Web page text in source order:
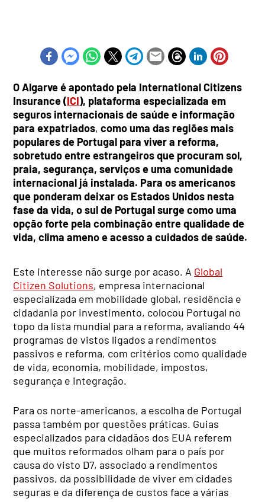
O Algarve é apontado pela International Citizens
Insurance (ICI), plataforma especializada em
seguros internacionais de saúde e informação
para expatriados, como uma das regiões mais
populares de Portugal para viver a reforma,
sobretudo entre estrangeiros que procuram sol,
praia, segurança, serviços e uma comunidade
internacional já instalada. Para os americanos
que ponderam deixar os Estados Unidos nesta
fase da vida, o sul de Portugal surge como uma
opção forte pela combinação entre qualidade de
vida, clima ameno e acesso a cuidados de saúde.
Este interesse não surge por acaso. A Global
Citizen Solutions, empresa internacional
especializada em mobilidade global, residência e
cidadania por investimento, colocou Portugal no
topo da lista mundial para a reforma, avaliando 44
programas de vistos ligados a rendimentos
passivos e reforma, com critérios como qualidade
de vida, economia, mobilidade, impostos,
segurança e integração.
Para os norte-americanos, a escolha de Portugal
passa também por questões práticas. Guias
especializados para cidadãos dos EUA referem
que muitos reformados olham para o país por
causa do visto D7, associado a rendimentos
passivos, da possibilidade de viver em cidades
seguras e da diferença de custos face a várias